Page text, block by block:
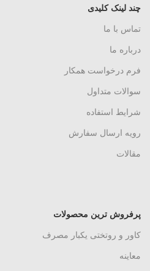
چند لینک کلیدی
تماس با ما
درباره ما
فرم درخواست همکار
سوالات متداول
شرایط استفاده
رویه ارسال سفارش
مقالات
پرفروش ترین محصولات
کاور و روتختی یکبار مصرف
معاینه